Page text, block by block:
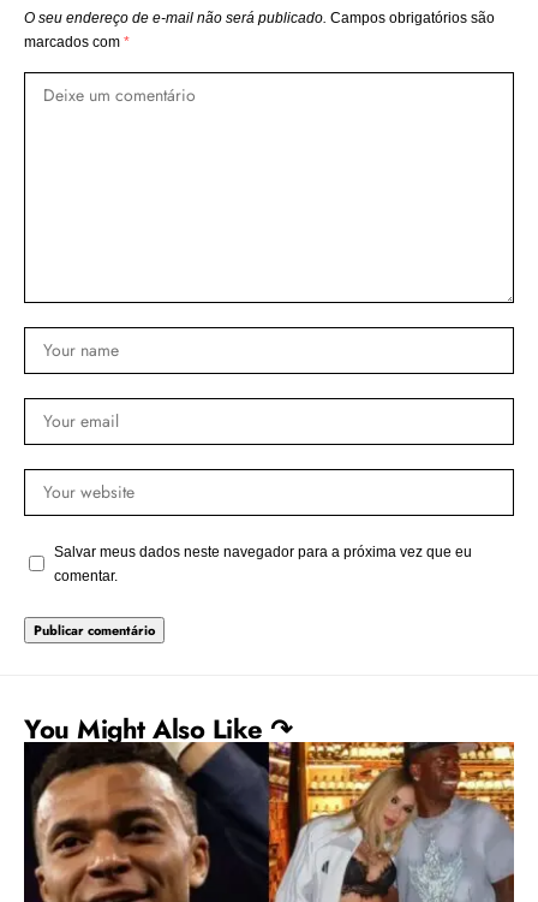
O seu endereço de e-mail não será publicado. Campos obrigatórios são
marcados com *
Salvar meus dados neste navegador para a próxima vez que eu
comentar.
You Might Also Like ↷